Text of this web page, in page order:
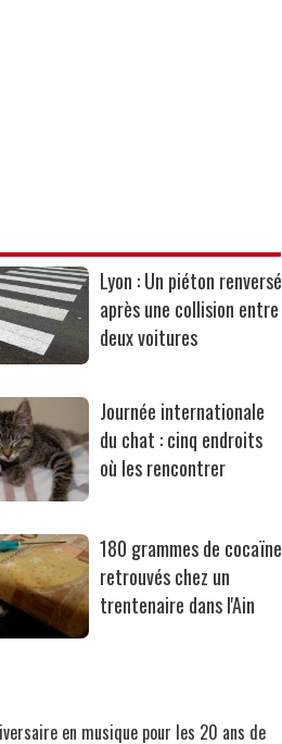
Lyon : Un piéton renversé
après une collision entre
deux voitures
Journée internationale
du chat : cinq endroits
où les rencontrer
180 grammes de cocaïne
retrouvés chez un
trentenaire dans l'Ain
en musique pour les 20 ans de